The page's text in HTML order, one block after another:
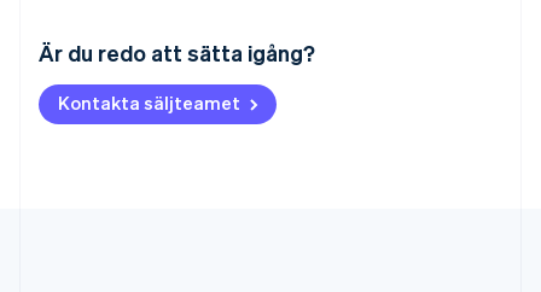
Är du redo att sätta igång?
Kontakta säljteamet
Belgien
NederlandsFrançaisDeutsch
Brasilien
PortuguêsEnglish